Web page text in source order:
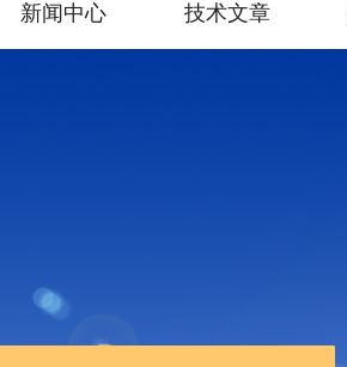
新闻中心 技术文章